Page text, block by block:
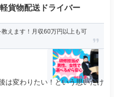
貨物配送ドライバー
えます！月収60万円以上も可
は変わりたい！という思いだけ